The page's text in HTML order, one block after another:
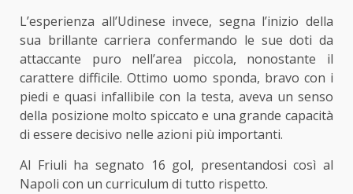
L’esperienza all’Udinese invece, segna l’inizio della
sua brillante carriera confermando le sue doti da
attaccante puro nell’area piccola, nonostante il
carattere difficile. Ottimo uomo sponda, bravo con i
piedi e quasi infallibile con la testa, aveva un senso
della posizione molto spiccato e una grande capacità
di essere decisivo nelle azioni più importanti.
Al Friuli ha segnato 16 gol, presentandosi così al
Napoli con un curriculum di tutto rispetto.